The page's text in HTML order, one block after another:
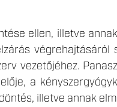
ellen, illetve
végrehajtásáról
vezetőjéhez.
a
illetve annak